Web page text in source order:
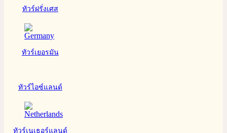
ทัวร์ฝรั่งเศส
ทัวร์เยอรมัน
ทัวร์ไอซ์แลนด์
ทัวร์เนเธอร์แลนด์